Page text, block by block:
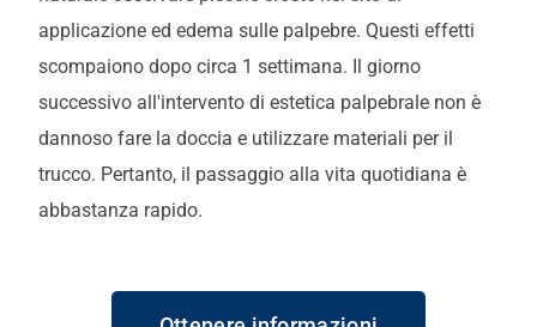
applicazione ed edema sulle palpebre. Questi effetti
scompaiono dopo circa 1 settimana. Il giorno
successivo all'intervento di estetica palpebrale non è
dannoso fare la doccia e utilizzare materiali per il
trucco. Pertanto, il passaggio alla vita quotidiana è
abbastanza rapido.